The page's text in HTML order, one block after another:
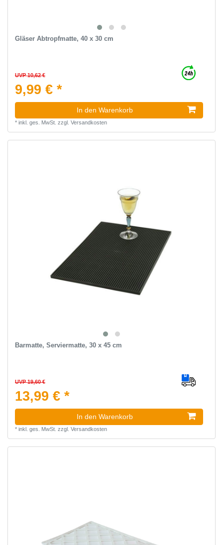
Gläser Abtropfmatte, 40 x 30 cm
UVP 10,62 €
9,99 € *
In den Warenkorb
* inkl. ges. MwSt. zzgl. Versandkosten
Barmatte, Serviermatte, 30 x 45 cm
UVP 19,60 €
13,99 € *
In den Warenkorb
* inkl. ges. MwSt. zzgl. Versandkosten